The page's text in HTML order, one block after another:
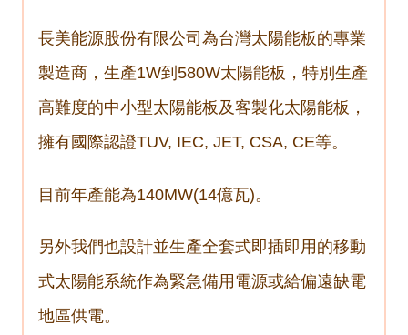
長美能源股份有限公司為台灣太陽能板的專業
製造商，生產1W到580W太陽能板，特別生產
高難度的中小型太陽能板及客製化太陽能板，
擁有國際認證TUV, IEC, JET, CSA, CE等。
目前年產能為140MW(14億瓦)。
另外我們也設計並生產全套式即插即用的移動
式太陽能系統作為緊急備用電源或給偏遠缺電
地區供電。